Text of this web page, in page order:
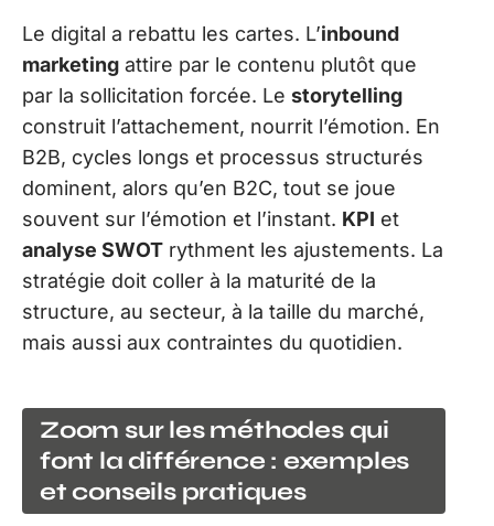
Le digital a rebattu les cartes. L’inbound
marketing attire par le contenu plutôt que
par la sollicitation forcée. Le storytelling
construit l’attachement, nourrit l’émotion. En
B2B, cycles longs et processus structurés
dominent, alors qu’en B2C, tout se joue
souvent sur l’émotion et l’instant. KPI et
analyse SWOT rythment les ajustements. La
stratégie doit coller à la maturité de la
structure, au secteur, à la taille du marché,
mais aussi aux contraintes du quotidien.
Zoom sur les méthodes qui
font la différence : exemples
et conseils pratiques